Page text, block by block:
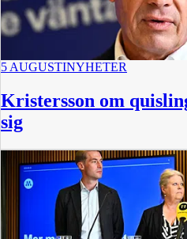
5 AUGUSTINYHETER
Kristersson om
sig